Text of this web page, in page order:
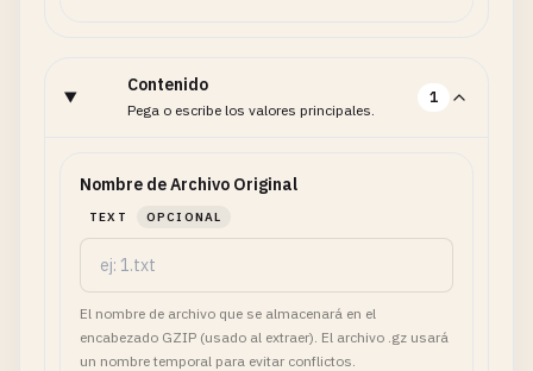
Contenido
Pega o escribe los valores principales.
1
Nombre de Archivo Original
TEXT OPCIONAL
El nombre de archivo que se almacenará en el
encabezado GZIP (usado al extraer). El archivo .gz usará
un nombre temporal para evitar conflictos.